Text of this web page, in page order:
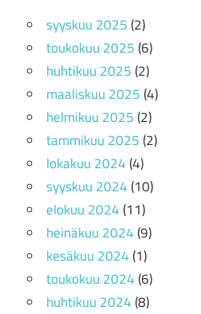
syyskuu 2025(2)
toukokuu 2025(6)
huhtikuu 2025(2)
maaliskuu 2025(4)
helmikuu 2025(2)
tammikuu 2025(2)
lokakuu 2024(4)
syyskuu 2024(10)
elokuu 2024(11)
heinäkuu 2024(9)
kesäkuu 2024(1)
toukokuu 2024(6)
huhtikuu 2024(8)